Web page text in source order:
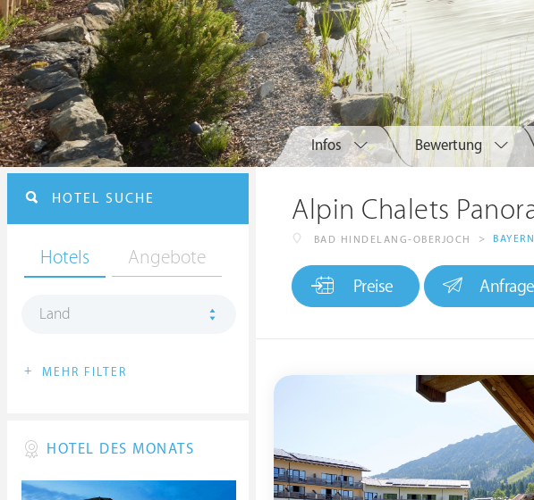
Infos Bewertung
Alpin Chalets
BAD HINDELANG-OBERJOCH > BAYERN
Preise Anfrage
HOTEL SUCHE
Hotels Angebote
Land
+ MEHR FILTER
HOTEL DES MONATS